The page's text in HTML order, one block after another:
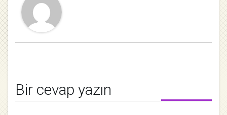
Bir cevap yazın